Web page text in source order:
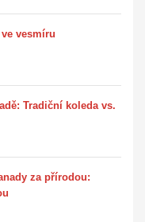
vesmíru
Tradiční koleda vs.
za přírodou: